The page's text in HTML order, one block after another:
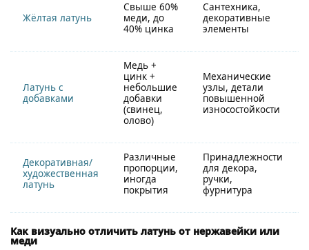
Жёлтая латунь
Свыше 60%
меди, до
40% цинка
Сантехника,
декоративные
элементы
Латунь с
добавками
Медь +
цинк +
небольшие
добавки
(свинец,
олово)
Механические
узлы, детали
повышенной
износостойкости
Декоративная/
художественная
латунь
Различные
пропорции,
иногда
покрытия
Принадлежности
для декора,
ручки,
фурнитура
Как визуально отличить латунь от нержавейки или
меди